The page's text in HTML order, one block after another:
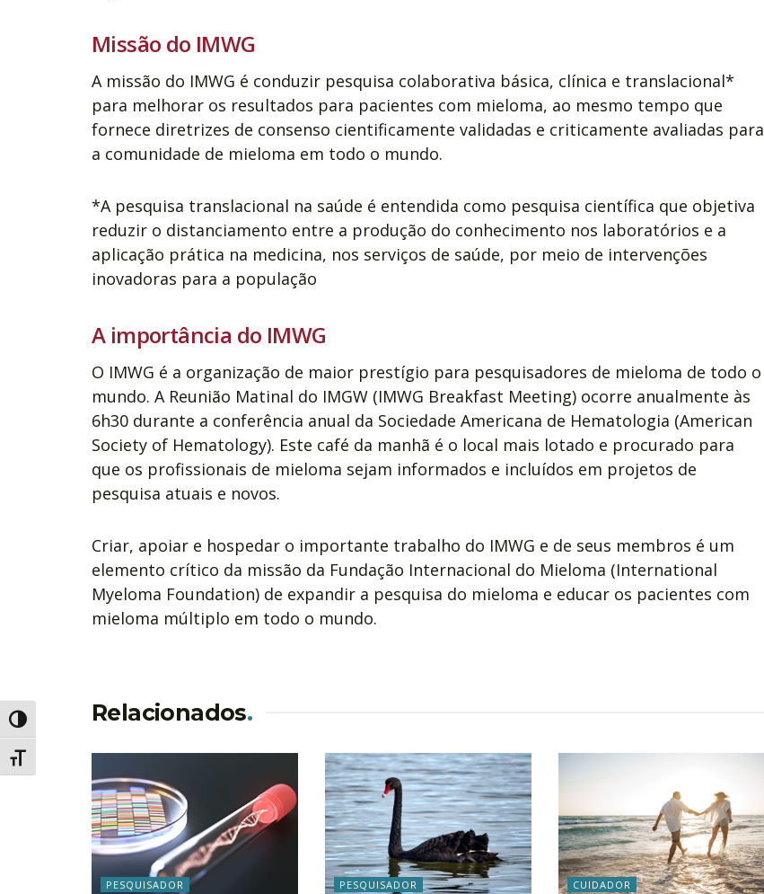
Alternar alto contraste
Alternar tamanho da fonte
Missão do IMWG
A missão do IMWG é conduzir pesquisa colaborativa básica, clínica e translacional*
para melhorar os resultados para pacientes com mieloma, ao mesmo tempo que
fornece diretrizes de consenso cientificamente validadas e criticamente avaliadas para
a comunidade de mieloma em todo o mundo.
*A pesquisa translacional na saúde é entendida como pesquisa científica que objetiva
reduzir o distanciamento entre a produção do conhecimento nos laboratórios e a
aplicação prática na medicina, nos serviços de saúde, por meio de intervenções
inovadoras para a população
A importância do IMWG
O IMWG é a organização de maior prestígio para pesquisadores de mieloma de todo o
mundo. A Reunião Matinal do IMGW (IMWG Breakfast Meeting) ocorre anualmente às
6h30 durante a conferência anual da Sociedade Americana de Hematologia (American
Society of Hematology). Este café da manhã é o local mais lotado e procurado para
que os profissionais de mieloma sejam informados e incluídos em projetos de
pesquisa atuais e novos.
Criar, apoiar e hospedar o importante trabalho do IMWG e de seus membros é um
elemento crítico da missão da Fundação Internacional do Mieloma (International
Myeloma Foundation) de expandir a pesquisa do mieloma e educar os pacientes com
mieloma múltiplo em todo o mundo.
Relacionados.
PESQUISADOR PESQUISADOR CUIDADOR